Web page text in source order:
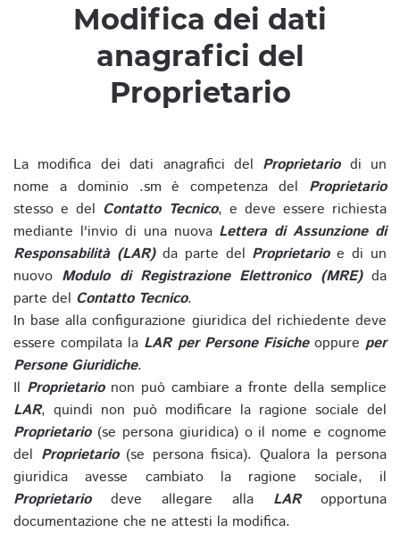
Modifica dei dati
anagrafici del
Proprietario
La modifica dei dati anagrafici del Proprietariodi un
nome a dominio .sm è competenza del Proprietario
stesso e del Contatto Tecnico, e deve essere richiesta
mediante l'invio di una nuova Lettera di Assunzione di
Responsabilità (LAR)da parte del Proprietarioe di un
nuovo Modulo di Registrazione Elettronico (MRE)da
parte del Contatto Tecnico.
In base alla configurazione giuridica del richiedente deve
essere compilata la LAR per Persone Fisicheoppure per
Persone Giuridiche.
Il Proprietarionon può cambiare a fronte della semplice
LAR, quindi non può modificare la ragione sociale del
Proprietario(se persona giuridica) o il nome e cognome
del Proprietario(se persona fisica). Qualora la persona
giuridica avesse cambiato la ragione sociale, il
Proprietariodeve allegare alla LARopportuna
documentazione che ne attesti la modifica.